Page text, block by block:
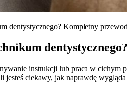
dentystycznego? Kompletny
instrukcji lub praca w cichym
jesteś ciekawy, jak naprawdę